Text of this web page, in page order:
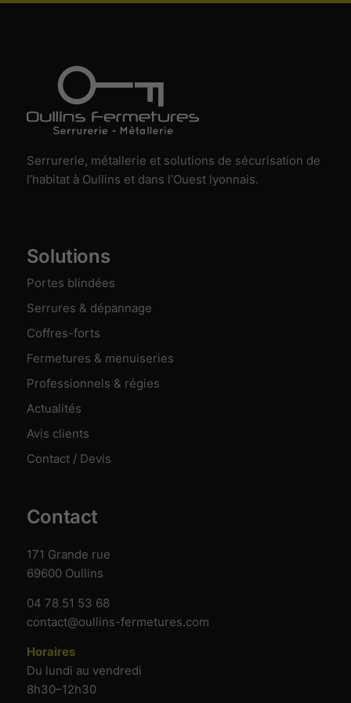
Serrurerie, métallerie et solutions de sécurisation de
l’habitat à Oullins et dans l’Ouest lyonnais.
Solutions
Portes blindées
Serrures & dépannage
Coffres-forts
Fermetures & menuiseries
Professionnels & régies
Actualités
Avis clients
Contact / Devis
Contact
171 Grande rue
69600 Oullins
04 78 51 53 68
contact@oullins-fermetures.com
Horaires
Du lundi au vendredi
8h30–12h30